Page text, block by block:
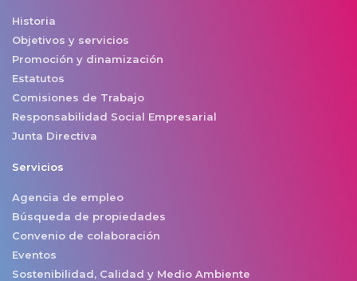
Historia
Objetivos y servicios
Promoción y dinamización
Estatutos
Comisiones de Trabajo
Responsabilidad Social Empresarial
Junta Directiva
Servicios
Agencia de empleo
Búsqueda de propiedades
Convenio de colaboración
Eventos
Sostenibilidad, Calidad y Medio Ambiente